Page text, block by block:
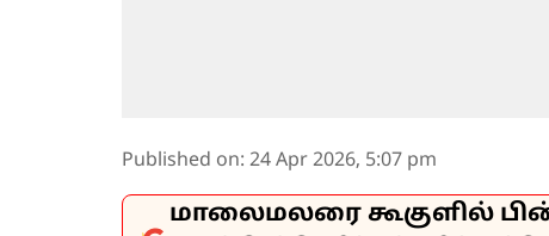
Published on: 24 Apr 2026, 5:07 pm
மாலைமலரை கூகுளில்